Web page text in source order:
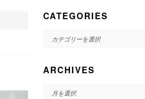
CATEGORIES
CATEGORIES
ARCHIVES
ARCHIVES